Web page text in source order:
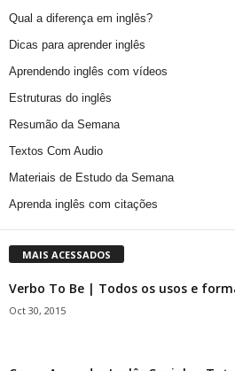
Qual a diferença em inglês?
Dicas para aprender inglês
Aprendendo inglês com vídeos
Estruturas do inglês
Resumão da Semana
Textos Com Audio
Materiais de Estudo da Semana
Aprenda inglês com citações
MAIS ACESSADOS
Verbo To Be | Todos os usos e
Oct 30, 2015